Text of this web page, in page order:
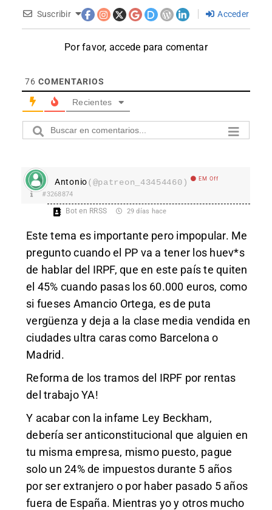
Suscribir Acceder
Por favor, accede para comentar
76 COMENTARIOS
Recientes
Antonio(@patreon_43454460) EM Off
#3268874
Bot en RRSS 29 días hace
Este tema es importante pero impopular. Me
pregunto cuando el PP va a tener los huev*s
de hablar del IRPF, que en este país te quiten
el 45% cuando pasas los 60.000 euros, como
si fueses Amancio Ortega, es de puta
vergüenza y deja a la clase media vendida en
ciudades ultra caras como Barcelona o
Madrid.
Reforma de los tramos del IRPF por rentas
del trabajo YA!
Y acabar con la infame Ley Beckham,
debería ser anticonstitucional que alguien en
tu misma empresa, mismo puesto, pague
solo un 24% de impuestos durante 5 años
por ser extranjero o por haber pasado 5 años
fuera de España. Mientras yo y otros mucho